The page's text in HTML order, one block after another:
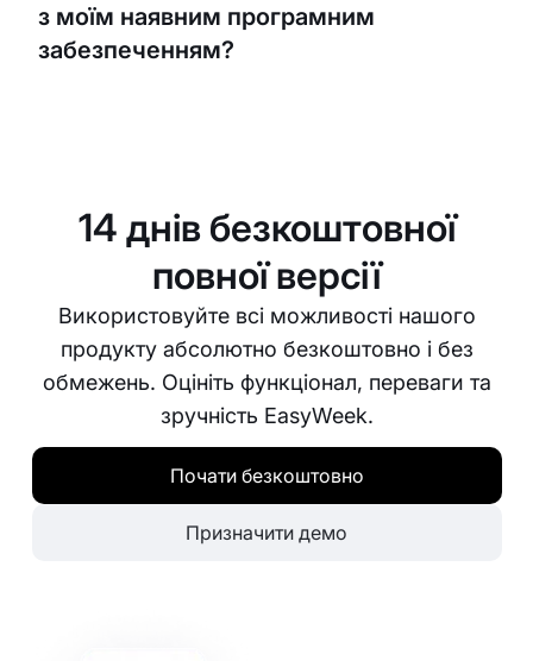
ви не залишитеся без важливих запасів.
з моїм наявним програмним
забезпеченням?
максимум від наявних систем.
14 днів безкоштовної
повної версії
Використовуйте всі можливості нашого
продукту абсолютно безкоштовно і без
обмежень. Оцініть функціонал, переваги та
зручність EasyWeek.
Почати безкоштовно
Призначити демо